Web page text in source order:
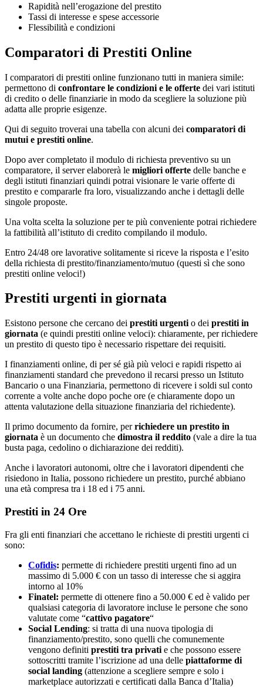
Rapidità nell’erogazione del prestito
Tassi di interesse e spese accessorie
Flessibilità e condizioni
Comparatori di Prestiti Online
I comparatori di prestiti online funzionano tutti in maniera simile:
permettono di confrontare le condizioni e le offerte dei vari istituti
di credito o delle finanziarie in modo da scegliere la soluzione più
adatta alle proprie esigenze.
Qui di seguito troverai una tabella con alcuni dei comparatori di
mutui e prestiti online.
Dopo aver completato il modulo di richiesta preventivo su un
comparatore, il server elaborerà le migliori offerte delle banche e
degli istituti finanziari quindi potrai visionare le varie offerte di
prestito e compararle fra loro, visualizzando anche i dettagli delle
singole proposte.
Una volta scelta la soluzione per te più conveniente potrai richiedere
la fattibilità all’istituto di credito compilando il modulo.
Entro 24/48 ore lavorative solitamente si riceve la risposta e l’esito
della richiesta di prestito/finanziamento/mutuo (questi sì che sono
prestiti online veloci!)
Prestiti urgenti in giornata
Esistono persone che cercano dei prestiti urgenti o dei prestiti in
giornata (e quindi prestiti online veloci): chiaramente, per richiedere
un prestito di questo tipo è necessario rispettare dei requisiti.
I finanziamenti online, di per sé già più veloci e rapidi rispetto ai
finanziamenti standard che prevedono il recarsi presso un Istituto
Bancario o una Finanziaria, permettono di ricevere i soldi sul conto
corrente a volte anche dopo poche ore (e chiaramente dopo un
attenta valutazione della situazione finanziaria del richiedente).
Il primo documento da fornire, perrichiedere un prestito in
giornata è un documento che dimostra il reddito (vale a dire la tua
busta paga, cedolino o dichiarazione dei redditi).
Anche i lavoratori autonomi, oltre che i lavoratori dipendenti che
risiedono in Italia, possono richiedere un prestito, purché abbiano
una età compresa tra i 18 ed i 75 anni.
Prestiti in 24 Ore
Fra gli enti finanziari che accettano le richieste di prestiti urgenti ci
sono:
Cofidis: permette di richiedere prestiti urgenti fino ad un
massimo di 5.000 € con un tasso di interesse che si aggira
intorno al 10%
Finatel: permette di ottenere fino a 50.000 € ed è valido per
qualsiasi categoria di lavoratore incluse le persone che sono
valutate come “cattivo pagatore“
Social Lending: si tratta di una nuova tipologia di
finanziamento/prestito, sono quelli che comunemente
vengono definiti prestiti tra privati e che possono essere
sottoscritti tramite l’iscrizione ad una delle piattaforme di
social landing (attenzione a scegliere sempre e solo i
marketplace autorizzati e certificati dalla Banca d’Italia)